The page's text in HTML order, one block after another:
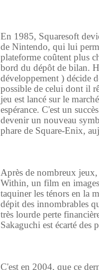
En 1985, Squaresoft
de Nintendo, qui lui
plateforme coûtent plus
bord du dépôt de bilan.
développement ) décide
possible de celui dont il
jeu est lancé sur le
espérance. C'est un
devenir un nouveau
phare de Square-Enix,
Après de nombreux
Within, un film en
taquiner les ténors en la
dépit des innombrables
très lourde perte
Sakaguchi est écarté des
C'est en 2004, que ce